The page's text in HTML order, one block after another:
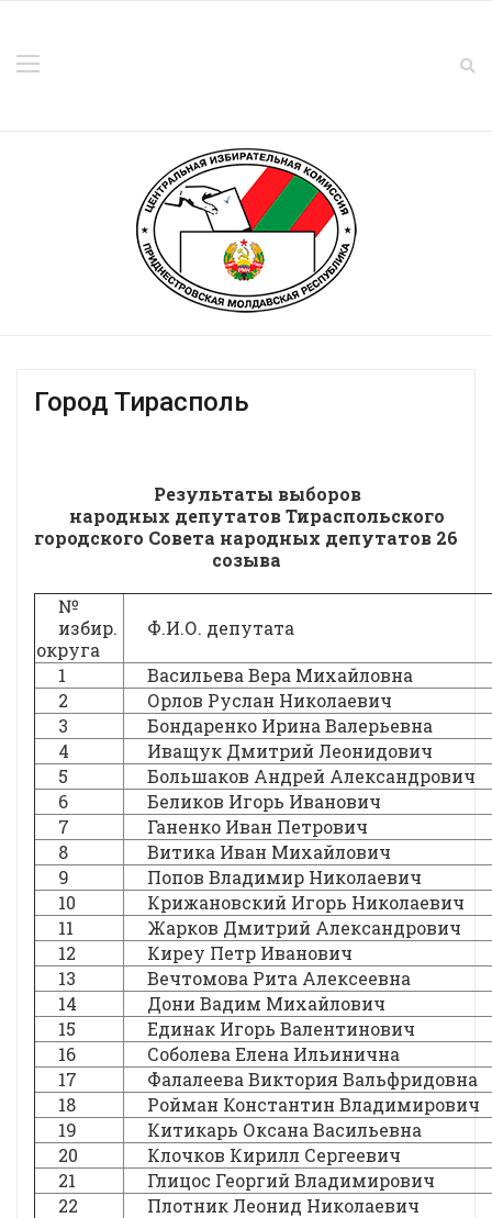
Город Тирасполь
Результаты выборов
народных депутатов Тираспольского
городского Совета народных депутатов 26
созыва
№
избир.
округа
Ф.И.О. депутата
1
Васильева Вера Михайловна
2
Орлов Руслан Николаевич
3
Бондаренко Ирина Валерьевна
4
Иващук Дмитрий Леонидович
5
Большаков Андрей Александрович
6
Беликов Игорь Иванович
7
Ганенко Иван Петрович
8
Витика Иван Михайлович
9
Попов Владимир Николаевич
10
Крижановский Игорь Николаевич
11
Жарков Дмитрий Александрович
12
Киреу Петр Иванович
13
Вечтомова Рита Алексеевна
14
Дони Вадим Михайлович
15
Единак Игорь Валентинович
16
Соболева Елена Ильинична
17
Фалалеева Виктория Вальфридовна
18
Ройман Константин Владимирович
19
Китикарь Оксана Васильевна
20
Клочков Кирилл Сергеевич
21
Глицос Георгий Владимирович
22
Плотник Леонид Николаевич